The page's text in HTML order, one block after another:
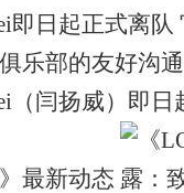
即日起正式离
乐部的友好沟
（闫扬威）即日
最新动态